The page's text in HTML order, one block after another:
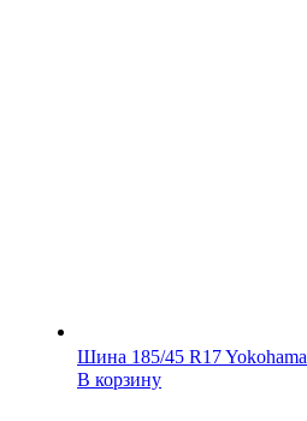
Шина 185/45 R17 Yokohama
В корзину